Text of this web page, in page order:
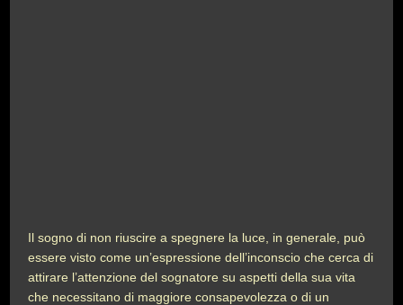
Il sogno di non riuscire a spegnere la luce, in generale, può
essere visto come un’espressione dell’inconscio che cerca di
attirare l’attenzione del sognatore su aspetti della sua vita
che necessitano di maggiore consapevolezza o di un